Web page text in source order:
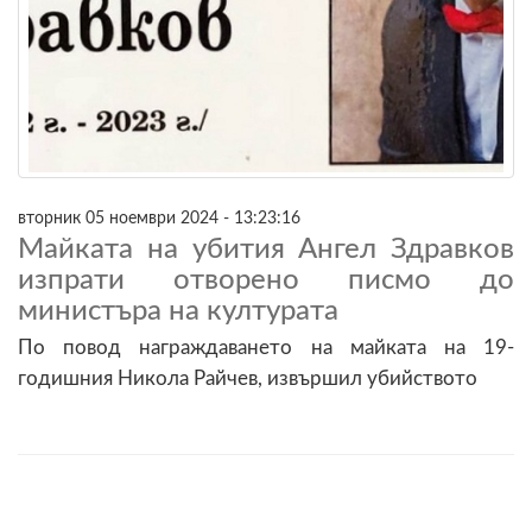
вторник 05 ноември 2024 - 13:23:16
Майката на убития Ангел Здравков
изпрати отворено писмо до
министъра на културата
По повод награждаването на майката на 19-
годишния Никола Райчев, извършил убийството